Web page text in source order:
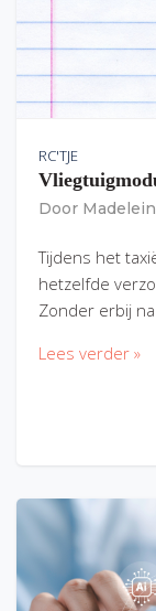
RC'TJE
Door
Tijdens het
hetzelfde
Zonder erbij
Lees verder »